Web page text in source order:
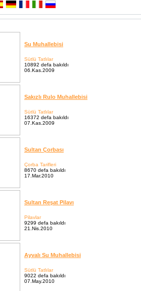
Su Muhallebisi
Sütlü Tatlılar
10892 defa bakıldı
06.Kas.2009
Sakızlı Rulo Muhallebisi
Sütlü Tatlılar
16372 defa bakıldı
07.Kas.2009
Sultan Çorbası
Çorba Tarifleri
8670 defa bakıldı
17.Mar.2010
Sultan Reşat Pilavı
Pilavlar
9299 defa bakıldı
21.Nis.2010
Ayvalı Su Muhallebisi
Sütlü Tatlılar
9022 defa bakıldı
07.May.2010